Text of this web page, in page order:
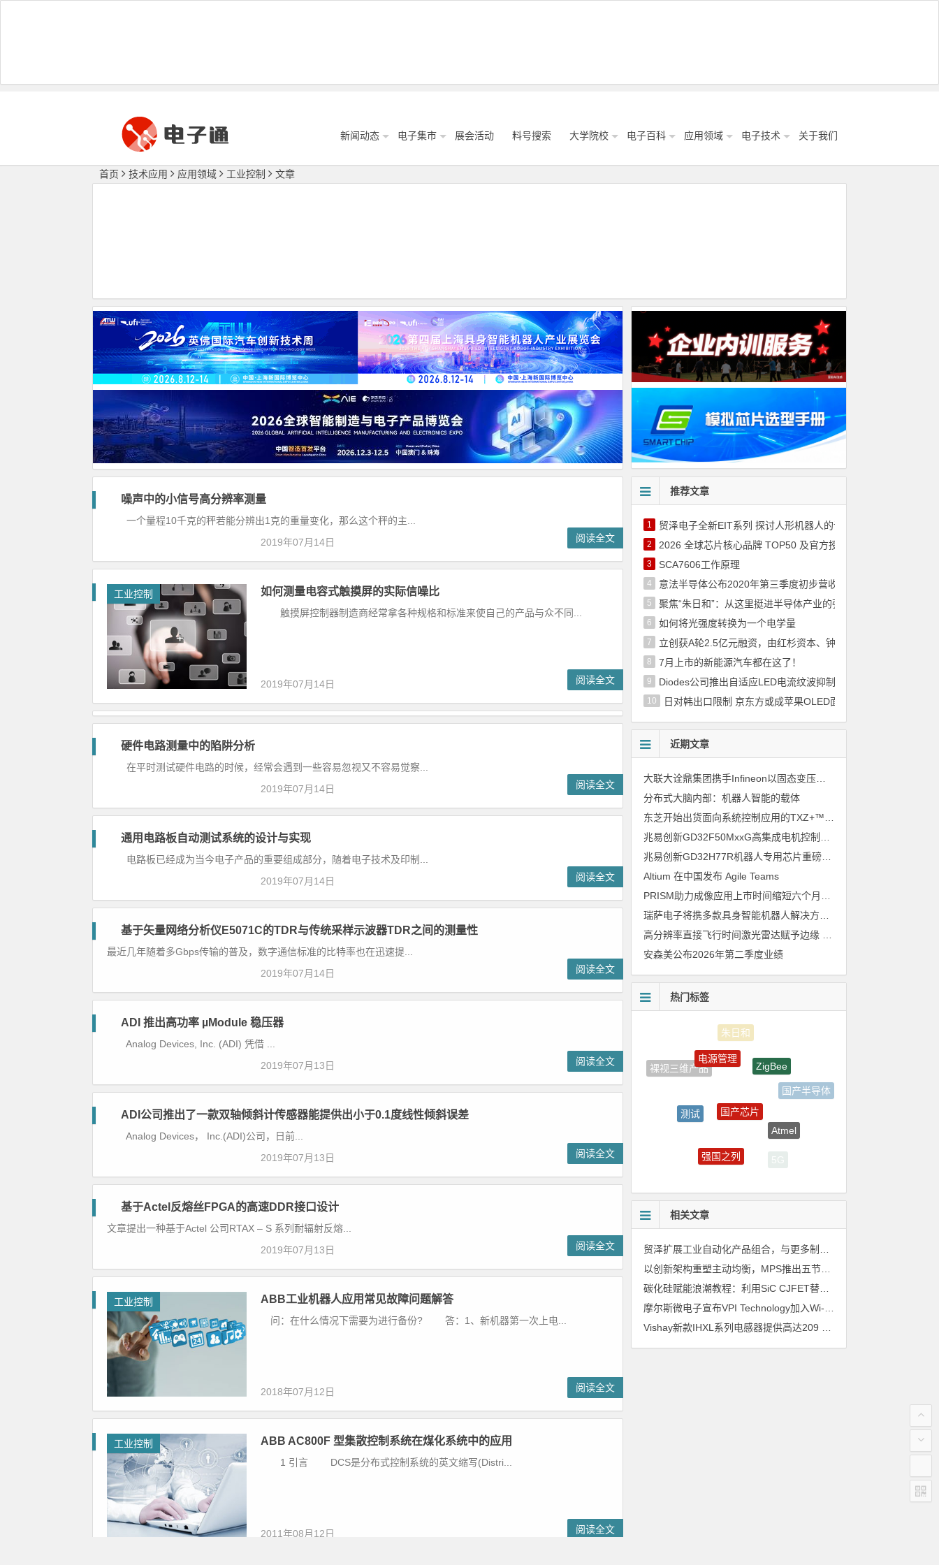
新闻动态 电子集市 展会活动 料号搜索 大学院校 电子百科 应用领域 电子技术 关于我们
首页 技术应用 应用领域 工业控制 文章
工
制
噪声中的小信号高分辨率测量
一个量程10千克的秤若能分辨出1克的重量变化，那么这个秤的主...
2019年07月14日
阅读全文
工业控制 如何测量电容式触摸屏的实际信噪比
触摸屏控制器制造商经常拿各种规格和标准来使自己的产品与众不同...
2019年07月14日 阅读全文
工
制
硬件电路测量中的陷阱分析
在平时测试硬件电路的时候，经常会遇到一些容易忽视又不容易觉察...
2019年07月14日
阅读全文
工
制
通用电路板自动测试系统的设计与实现
电路板已经成为当今电子产品的重要组成部分，随着电子技术及印制...
2019年07月14日
阅读全文
工
业
制
基于矢量网络分析仪E5071C的TDR与传统采样示波器TDR之间的测量性
最近几年随着多Gbps传输的普及，数字通信标准的比特率也在迅速提...
2019年07月14日
阅读全文
医
子
ADI 推出高功率 µModule 稳压器
Analog Devices, Inc. (ADI) 凭借 ...
2019年07月13日
阅读全文
工
制
ADI公司推出了一款双轴倾斜计传感器能提供出小于0.1度线性倾斜误差
Analog Devices， Inc.(ADI)公司，日前...
2019年07月13日
阅读全文
工
业
制
基于Actel反熔丝FPGA的高速DDR接口设计
文章提出一种基于Actel 公司RTAX – S 系列耐辐射反熔...
2019年07月13日
阅读全文
工业控制 ABB工业机器人应用常见故障问题解答
问：在什么情况下需要为进行备份? 答：1、新机器第一次上电...
2018年07月12日 阅读全文
工业控制 ABB AC800F 型集散控制系统在煤化系统中的应用
1 引言 DCS是分布式控制系统的英文缩写(Distri...
2011年08月12日 阅读全文
推荐文章
1 贸泽电子全新EIT系列 探讨人形机器人的设计核心要点
2 2026 全球芯片核心品牌 TOP50 及官方授权代理商（通过官网整
3 SCA7606工作原理
4 意法半导体公布2020年第三季度初步营收 和2020年第三季度财
5 聚焦“朱日和”：从这里挺进半导体产业的强国之列
6 如何将光强度转换为一个电学量
7 立创获A轮2.5亿元融资，由红杉资本、钟鼎资本联合完成
8 7月上市的新能源汽车都在这了！
9 Diodes公司推出自适应LED电流纹波抑制器
10 日对韩出口限制 京东方或成苹果OLED面板供应商
近期文章
大联大诠鼎集团携手Infineon以固态变压器重构配电效率新标杆
分布式大脑内部：机器人智能的载体
兆易创新GD32H77R机器人专用芯片重磅亮相，精准赋能伺服驱动与关节控制
Altium 在中国发布 Agile Teams
安森美公布2026年第二季度业绩
热门标签
裸视三维产品
国产半导体
5G
相关文章
以创新架构重塑主动均衡，MPS推出五节电池主动均衡器MP2645A
碳化硅赋能浪潮教程：利用SiC CJFET替代超结MOSFET